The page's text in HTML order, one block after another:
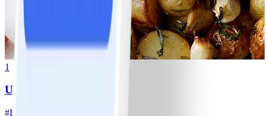
1
Ugnsrostad potatis
#Lätt